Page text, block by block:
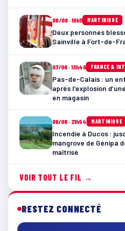
08/08 · 10h11 MARTINIQUE
Deux personnes
Sainville à Fort-de-
07/08 · 13h46 FRANCE &
Pas-de-Calais : un
après l’explosion
en magasin
06/08 · 21h54 MARTINIQUE
Incendie à Ducos :
mangrove de Génipa
maîtrisé
VOIR TOUT LE FIL →
RESTEZ CONNECTÉ